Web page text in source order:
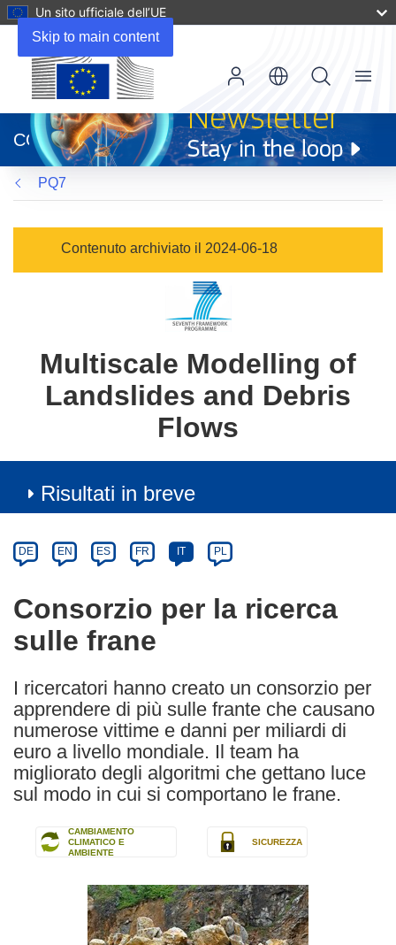
Skip to main content
Un sito ufficiale dell’UE
apre
in
una
nuova
finestra)
CORDIS
Menu
PQ7
Contenuto archiviato il 2024-06-18
Multiscale Modelling of
Landslides and Debris
Flows
Risultati in breve
Category
Article
available
the
following
languages:
DE EN ES FR IT PL
Consorzio per la ricerca
sulle frane
I ricercatori hanno creato un consorzio per
apprendere di più sulle frante che causano
numerose vittime e danni per miliardi di
euro a livello mondiale. Il team ha
migliorato degli algoritmi che gettano luce
sul modo in cui si comportano le frane.
CAMBIAMENTO
CLIMATICO E
AMBIENTE
SICUREZZA